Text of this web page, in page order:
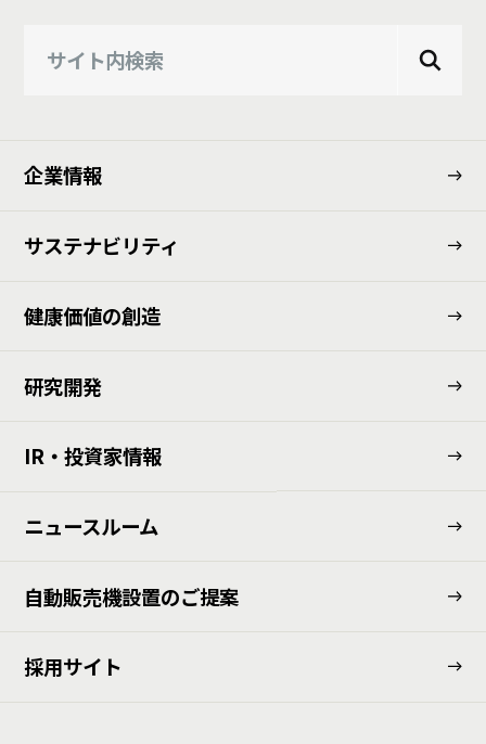
企業情報
サステナビリティ
健康価値の創造
研究開発
IR・投資家情報
ニュースルーム
⾃動販売機設置のご提案
採用サイト